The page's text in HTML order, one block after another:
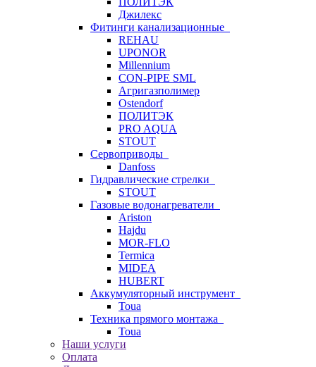
Джилекс
Фитинги канализационные
REHAU
UPONOR
Millennium
CON-PIPE SML
Агригазполимер
Ostendorf
ПОЛИТЭК
PRO AQUA
STOUT
Сервоприводы
Danfoss
Гидравлические стрелки
STOUT
Газовые водонагреватели
Ariston
Hajdu
MOR-FLO
Termica
MIDEA
HUBERT
Аккумуляторный инструмент
Toua
Техника прямого монтажа
Toua
Наши услуги
Оплата